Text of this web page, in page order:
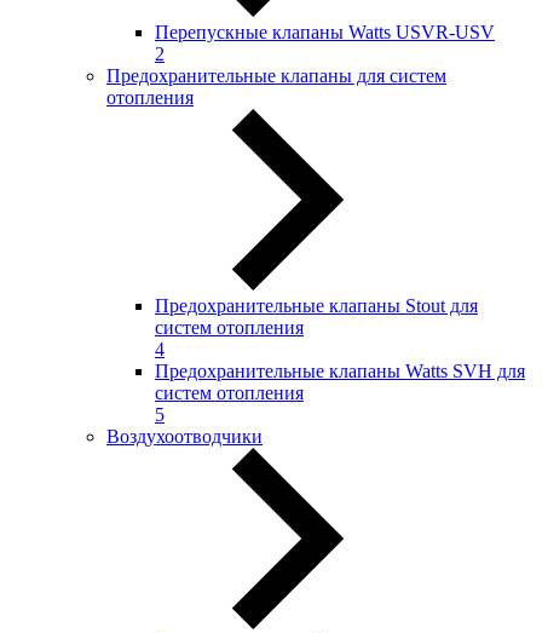
Перепускные клапаны Watts USVR-USV
2
Предохранительные клапаны для систем
отопления
Предохранительные клапаны Stout для
систем отопления
4
Предохранительные клапаны Watts SVH для
систем отопления
5
Воздухоотводчики